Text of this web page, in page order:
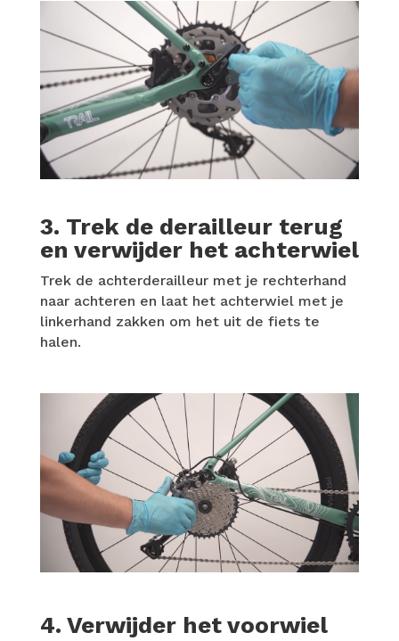
3. Trek de derailleur terug
en verwijder het achterwiel
Trek de achterderailleur met je rechterhand
naar achteren en laat het achterwiel met je
linkerhand zakken om het uit de fiets te
halen.
4. Verwijder het voorwiel